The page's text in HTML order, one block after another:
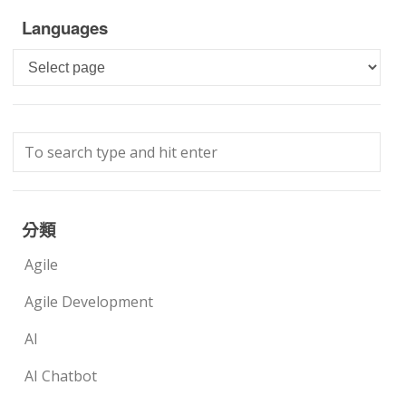
Languages
Languages
分類
Agile
Agile Development
AI
AI Chatbot